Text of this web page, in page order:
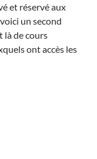
et réservé aux
un second
là de cours
ont accès les